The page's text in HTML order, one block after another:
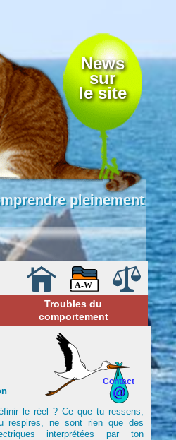
News
sur
le site
pleinement
Troubles du
comportement
Contact
le réel ? Ce que tu ressens,
respires, ne sont rien que des
interprétées par ton